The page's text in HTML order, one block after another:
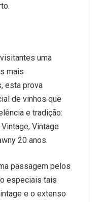
uma
mais
esta prova
de vinhos que
e tradição:
Vintage
20 anos.
passagem pelos
especiais tais
e o extenso